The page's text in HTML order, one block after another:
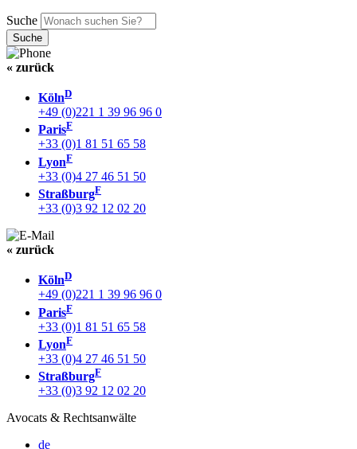
Suche
« zurück
KölnD
+49 (0)221 1 39 96 96 0
ParisF
+33 (0)1 81 51 65 58
LyonF
+33 (0)4 27 46 51 50
StraßburgF
+33 (0)3 92 12 02 20
« zurück
KölnD
+49 (0)221 1 39 96 96 0
ParisF
+33 (0)1 81 51 65 58
LyonF
+33 (0)4 27 46 51 50
StraßburgF
+33 (0)3 92 12 02 20
Avocats & Rechtsanwälte
de